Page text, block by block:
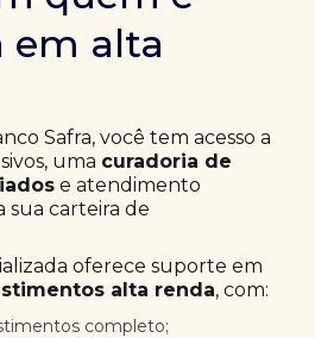
em alta
Safra, você tem acesso a
uma curadoria de
e atendimento
sua carteira de
oferece suporte em
alta renda, com:
completo;